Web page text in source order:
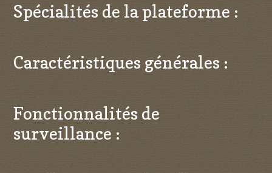
Spécialités de la plateforme :
Caractéristiques générales :
Fonctionnalités de
surveillance :